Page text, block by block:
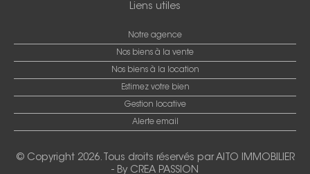
Liens utiles
Notre agence
Nos biens à la vente
Nos biens à la location
Estimez votre bien
Gestion locative
Alerte email
© Copyright 2026. Tous droits réservés parAITO IMMOBILIER
- By CREA PASSION